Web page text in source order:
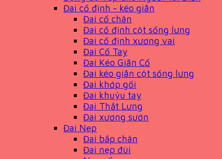
Đai cố định - kéo giãn
Đai cổ chân
Đai cố định cột sống lưng
Đai cố định xương vai
Đai Cổ Tay
Đai Kéo Giãn Cổ
Đai kéo giãn cột sống lưng
Đai khớp gối
Đai khuỷu tay
Đai Thắt Lưng
Đai xương sườn
Đai Nẹp
Đai bắp chân
Đai nẹp đùi